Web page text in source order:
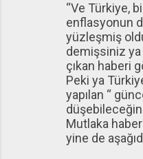
“Ve Türkiye,
enflasyonun
yüzleşmiş
demişsiniz ya
çıkan haberi
Peki ya
yapılan “
Mutlaka
yine de